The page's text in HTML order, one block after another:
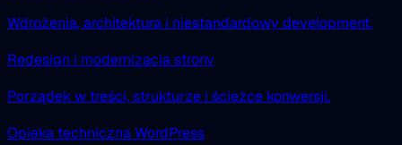
Wdrożenia, architektura i niestandardowy development.
Redesign i modernizacja strony
Porządek w treści, strukturze i ścieżce konwersji.
Opieka techniczna WordPress